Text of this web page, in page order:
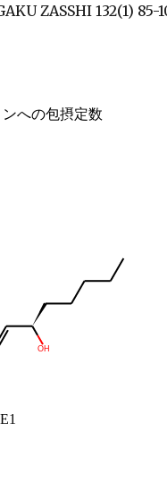
ZASSHI 132(1) 85-